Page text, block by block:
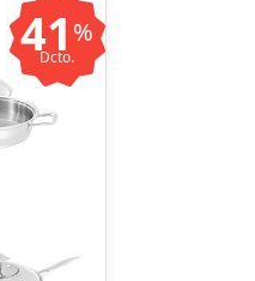
41 %
Dcto.